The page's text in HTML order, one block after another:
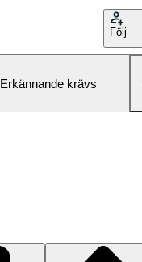
Följ
Erkännande krävs